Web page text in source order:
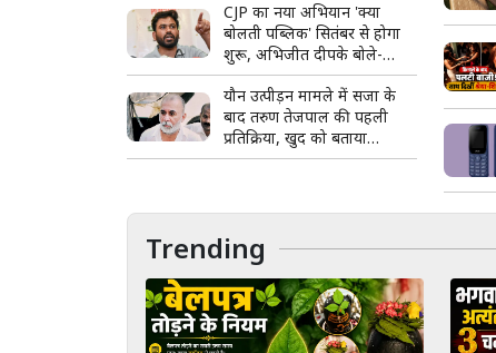
CJP का नया अभियान 'क्या
बोलती पब्लिक' सितंबर से होगा
शुरू, अभिजीत दीपके बोले-
जनता की आवाज सीधे सुनेंगे
यौन उत्पीड़न मामले में सजा के
बाद तरुण तेजपाल की पहली
प्रतिक्रिया, खुद को बताया
राजनीतिक साजिश का शिकार
Trending